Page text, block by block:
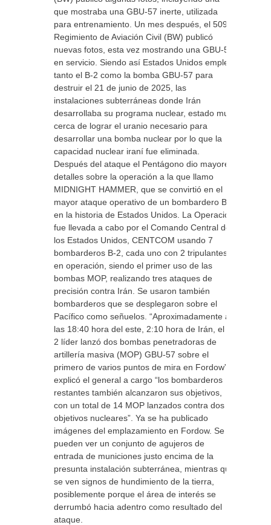
que mostraba una GBU-57 inerte, utilizada
para entrenamiento. Un mes después, el 509.º
Regimiento de Aviación Civil (BW) publicó
nuevas fotos, esta vez mostrando una GBU-57
en servicio. Siendo así Estados Unidos empleo
tanto el B-2 como la bomba GBU-57 para
destruir el 21 de junio de 2025, las
instalaciones subterráneas donde Irán
desarrollaba su programa nuclear, estado muy
cerca de lograr el uranio necesario para
desarrollar una bomba nuclear por lo que la
capacidad nuclear iraní fue eliminada.
Después del ataque el Pentágono dio mayores
detalles sobre la operación a la que llamo
MIDNIGHT HAMMER, que se convirtió en el
mayor ataque operativo de un bombardero B-2
en la historia de Estados Unidos. La Operación
fue llevada a cabo por el Comando Central de
los Estados Unidos, CENTCOM usando 7
bombarderos B-2, cada uno con 2 tripulantes
en operación, siendo el primer uso de las
bombas MOP, realizando tres ataques de
precisión contra Irán. Se usaron también
bombarderos que se desplegaron sobre el
Pacífico como señuelos. “Aproximadamente a
las 18:40 hora del este, 2:10 hora de Irán, el B-
2 líder lanzó dos bombas penetradoras de
artillería masiva (MOP) GBU-57 sobre el
primero de varios puntos de mira en Fordow”,
explicó el general a cargo “los bombarderos
restantes también alcanzaron sus objetivos,
con un total de 14 MOP lanzados contra dos
objetivos nucleares”. Ya se ha publicado
imágenes del emplazamiento en Fordow. Se
pueden ver un conjunto de agujeros de
entrada de municiones justo encima de la
presunta instalación subterránea, mientras que
se ven signos de hundimiento de la tierra,
posiblemente porque el área de interés se
derrumbó hacia adentro como resultado del
ataque.